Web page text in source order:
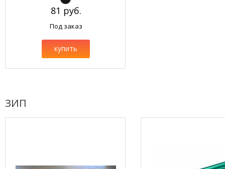
81 руб.
Под заказ
купить
ЗИП